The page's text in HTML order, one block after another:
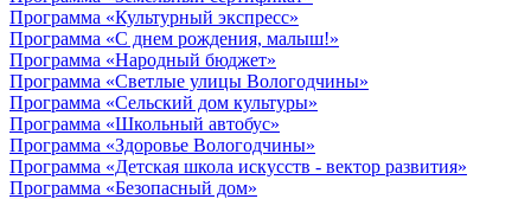
Программа «Культурный экспресс»
Программа «С днем рождения, малыш!»
Программа «Народный бюджет»
Программа «Светлые улицы Вологодчины»
Программа «Сельский дом культуры»
Программа «Школьный автобус»
Программа «Здоровье Вологодчины»
Программа «Детская школа искусств - вектор развития»
Программа «Безопасный дом»